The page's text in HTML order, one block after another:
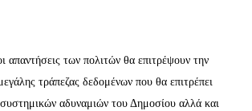
των πολιτών θα επιτρέψουν την
τράπεζας δεδομένων που θα επιτρέπει
αδυναμιών του Δημοσίου αλλά και